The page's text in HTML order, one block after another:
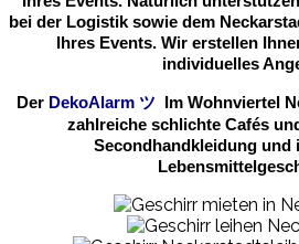
bei der Logistik sowie dem
Ihres Events. Wir erstellen
individuelles
Der DekoAlarm ツ
Im Wohnviertel
zahlreiche schlichte Cafés
Secondhandkleidung und